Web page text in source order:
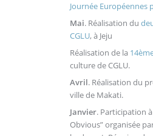
Journée
Mai. Réalisation du
CGLU, à Jeju
Réalisation de la
culture de CGLU.
Avril. Réalisation du
ville de Makati.
Janvier. Participation
Obvious” organisée